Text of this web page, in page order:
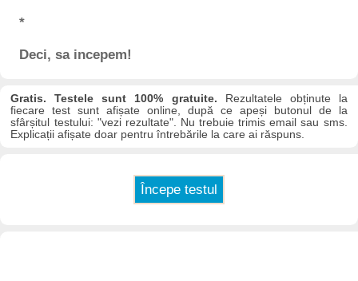
*
Deci, sa incepem!
Gratis. Testele sunt 100% gratuite. Rezultatele obținute la
fiecare test sunt afișate online, după ce apeși butonul de la
sfârșitul testului: "vezi rezultate". Nu trebuie trimis email sau sms.
Explicații afișate doar pentru întrebările la care ai răspuns.